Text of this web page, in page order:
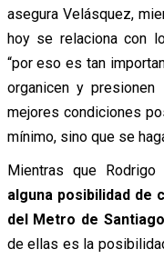
asegura Velásquez,
hoy se relaciona con
“por eso es tan
organicen y
mejores condiciones
mínimo, sino que se
Mientras que Rodrigo
alguna posibilidad de
del Metro de Santiago
de ellas es la